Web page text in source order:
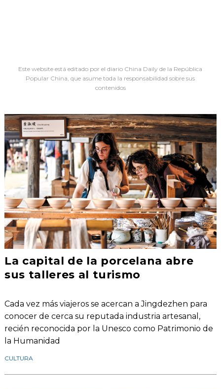
Este website está editado por el diario China Daily de la República
Popular China, que asume toda la responsabilidad sobre sus
contenidos
La capital de la porcelana abre
sus talleres al turismo
Cada vez más viajeros se acercan a Jingdezhen para
conocer de cerca su reputada industria artesanal,
recién reconocida por la Unesco como Patrimonio de
la Humanidad
CULTURA